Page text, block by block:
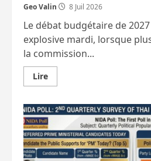
Geo Valin 8 Juil 2026
Le débat budgétaire de
explosive mardi, lorsque
la commission...
LireEn
savoir
Faut-
il
supprimer
l’ISOC,
acteur
historique
de